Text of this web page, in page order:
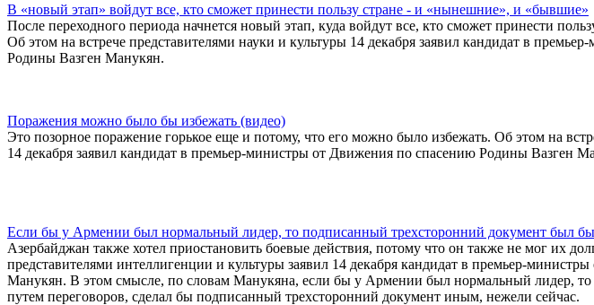
В «новый этап» войдут все, кто сможет принести пользу стране - и «нынешние», и «бывшие»
После переходного периода начнется новый этап, куда войдут все, кто сможет принести
Об этом на встрече представителями науки и культуры 14 декабря заявил кандидат в
Родины Вазген Манукян.
Поражения можно было бы избежать (видео)
Это позорное поражение горькое еще и потому, что его можно было избежать. Об этом на
14 декабря заявил кандидат в премьер-министры от Движения по спасению Родины Вазген
Если бы у Армении был нормальный лидер, то подписанный трехсторонний документ был
Азербайджан также хотел приостановить боевые действия, потому что он также не мог их
представителями интеллигенции и культуры заявил 14 декабря кандидат в премьер-
Манукян. В этом смысле, по словам Манукяна, если бы у Армении был нормальный лидер,
путем переговоров, сделал бы подписанный трехсторонний документ иным, нежели сейчас.